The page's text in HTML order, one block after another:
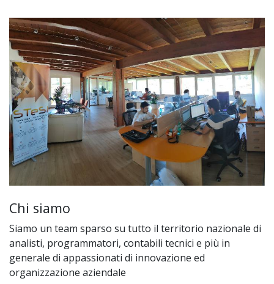
Chi siamo
Siamo un team sparso su tutto il territorio nazionale di
analisti, programmatori, contabili tecnici e più in
generale di appassionati di innovazione ed
organizzazione aziendale